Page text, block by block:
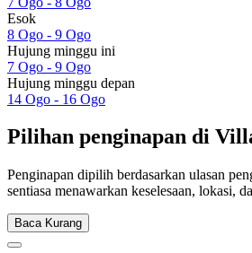
Esok
8 Ogo - 9 Ogo
Hujung minggu ini
7 Ogo - 9 Ogo
Hujung minggu depan
14 Ogo - 16 Ogo
Pilihan penginapan di
Penginapan dipilih berdasarkan ulasan
sentiasa menawarkan keselesaan, lokasi,
Baca Kurang